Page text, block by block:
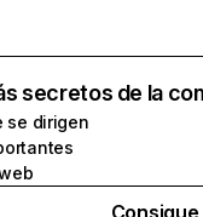
secretos de la
se dirigen